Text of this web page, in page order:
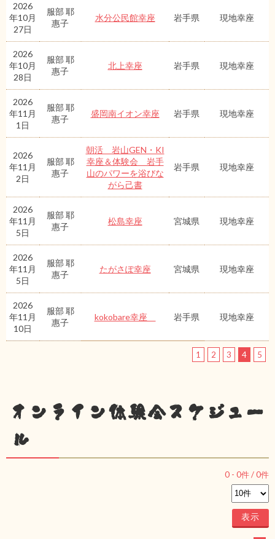
2026
年10月
27日
服部 耶
惠子
水分公民館幸座 岩手県 現地幸座
2026
年10月
28日
服部 耶
惠子
北上幸座 岩手県 現地幸座
2026
年11月
1日
服部 耶
惠子
盛岡南イオン幸座 岩手県 現地幸座
2026
年11月
2日
服部 耶
惠子
朝活 岩山GEN・KI
幸座＆体験会 岩手
山のパワーを浴びな
がら己書
岩手県 現地幸座
2026
年11月
5日
服部 耶
惠子
松島幸座 宮城県 現地幸座
2026
年11月
5日
服部 耶
惠子
たがさぽ幸座 宮城県 現地幸座
2026
年11月
10日
服部 耶
惠子
kokobare幸座 岩手県 現地幸座
1 2 3 4 5
オンライン体験会スケジュー
ル
0 - 0件 /0件